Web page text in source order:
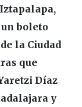
boleto
la Ciudad
que
Díaz
y